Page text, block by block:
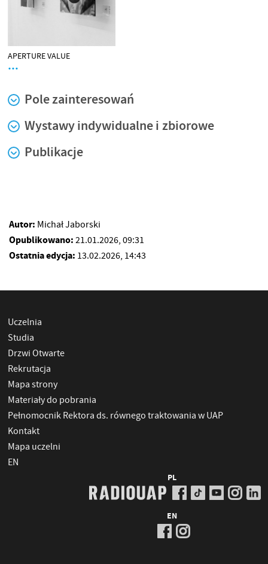
APERTURE VALUE
…
Pole zainteresowań
Wystawy indywidualne i zbiorowe
Publikacje
Autor: Michał Jaborski
Opublikowano: 21.01.2026, 09:31
Ostatnia edycja: 13.02.2026, 14:43
Uczelnia
Studia
Drzwi Otwarte
Rekrutacja
Mapa strony
Materiały do pobrania
Pełnomocnik Rektora ds. równego traktowania w UAP
Kontakt
Mapa uczelni
EN
PL
EN